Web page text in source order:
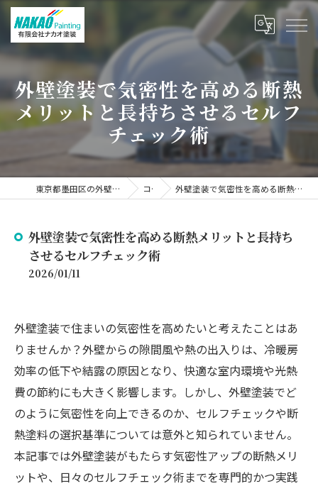
外壁塗装で気密性を高める断熱
メリットと長持ちさせるセルフ
チェック術
東京都墨田区の外壁塗装なら有限会社ナカオ塗装 コラム 外壁塗装で気密性を高める断熱メリットと長持ちさせるセルフチェック術
外壁塗装で気密性を高める断熱メリットと長持ち
させるセルフチェック術
2026/01/11
外壁塗装で住まいの気密性を高めたいと考えたことはあ
りませんか？外壁からの隙間風や熱の出入りは、冷暖房
効率の低下や結露の原因となり、快適な室内環境や光熱
費の節約にも大きく影響します。しかし、外壁塗装でど
のように気密性を向上できるのか、セルフチェックや断
熱塗料の選択基準については意外と知られていません。
本記事では外壁塗装がもたらす気密性アップの断熱メリ
ットや、日々のセルフチェック術までを専門的かつ実践